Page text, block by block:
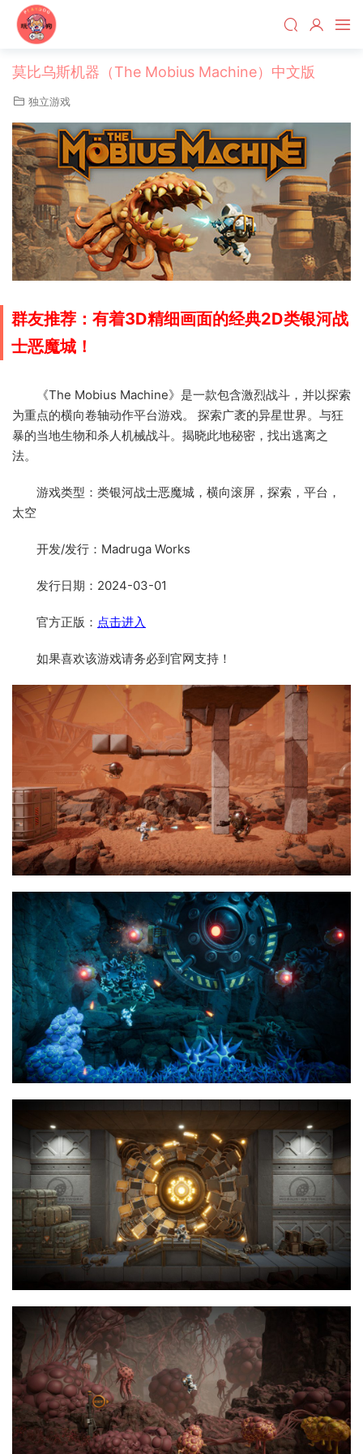
莫比乌斯机器（The Mobius Machine）中文版
独立游戏
群友推荐：有着3D精细画面的经典2D类银河战
士恶魔城！
《The Mobius Machine》是一款包含激烈战斗，并以探索
为重点的横向卷轴动作平台游戏。 探索广袤的异星世界。与狂
暴的当地生物和杀人机械战斗。揭晓此地秘密，找出逃离之
法。
游戏类型：类银河战士恶魔城，横向滚屏，探索，平台，
太空
开发/发行：Madruga Works
发行日期：2024-03-01
官方正版： 点击进入
如果喜欢该游戏请务必到官网支持！